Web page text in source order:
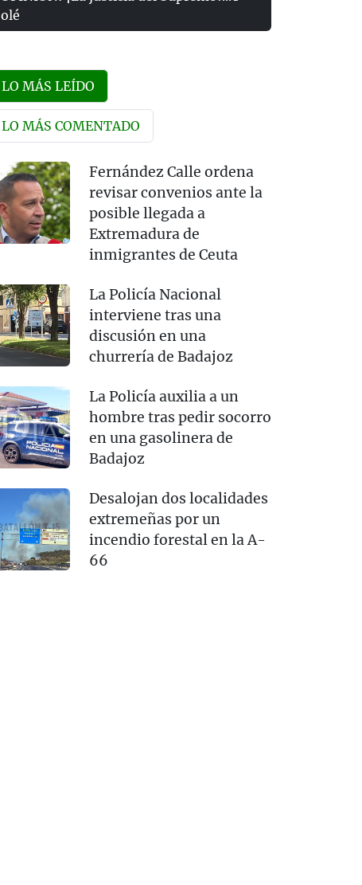
olé
LO MÁS LEÍDO
LO MÁS COMENTADO
Fernández Calle ordena
revisar convenios ante la
posible llegada a
Extremadura de
inmigrantes de Ceuta
La Policía Nacional
interviene tras una
discusión en una
churrería de Badajoz
La Policía auxilia a un
hombre tras pedir socorro
en una gasolinera de
Badajoz
Desalojan dos localidades
extremeñas por un
incendio forestal en la A-
66